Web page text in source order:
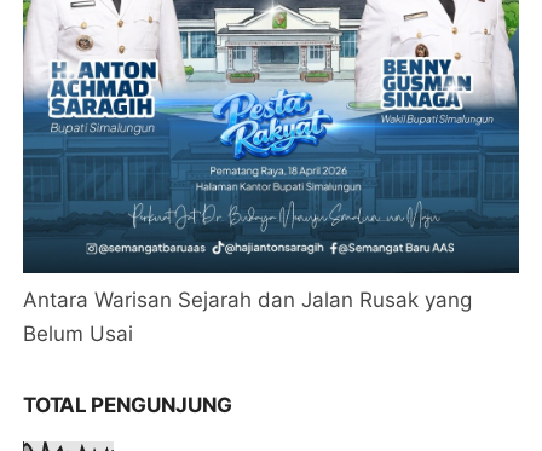
Antara Warisan Sejarah dan Jalan Rusak yang
Belum Usai
TOTAL PENGUNJUNG